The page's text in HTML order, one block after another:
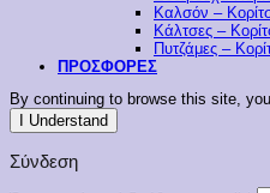
Καλσόν –
Κάλτσες –
Πυτζάμες –
ΠΡΟΣΦΟΡΕΣ
By continuing to browse this site,
I Understand
Σύνδεση